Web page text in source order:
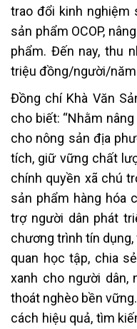
trao đổi kinh nghiệm
sản phẩm OCOP,
phẩm. Đến nay, thu
triệu đồng/người/
Đồng chí Khà Văn
cho biết: “Nhằm
cho nông sản địa
tích, giữ vững chất
chính quyền xã chú
sản phẩm hàng hóa
trợ người dân phát
chương trình tín dụng,
quan học tập, chia
xanh cho người dân,
thoát nghèo bền
cách hiệu quả, tìm